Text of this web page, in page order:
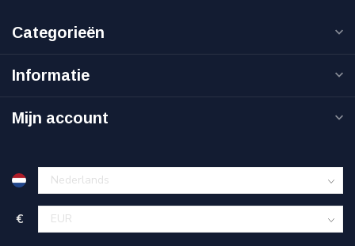
Categorieën
Informatie
Mijn account
€